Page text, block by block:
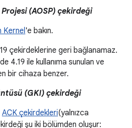
(AOSP) çekirdeği
Kernel'e bakın.
çekirdeklerine geri bağlanamaz.
4.19 ile kullanıma sunulan ve
bir cihaza benzer.
(GKI) çekirdeği
ACK çekirdekleri(yalnızca
şu iki bölümden oluşur: